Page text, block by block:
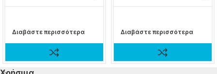
Διαβάστε περισσότερα Διαβάστε περισσότερα